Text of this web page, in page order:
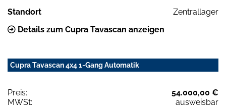
Standort
Zentrallager
Details zum Cupra Tavascan anzeigen
Cupra Tavascan 4x4 1-Gang Automatik
Preis:
54.000,00 €
MWSt:
ausweisbar